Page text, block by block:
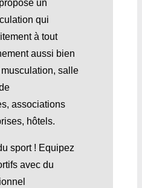
un
qui
à tout
aussi bien
salle
associations
hôtels.
sport ! Equipez
avec du